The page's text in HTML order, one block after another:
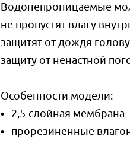
Водонепроницаемые
не пропустят влагу
защитят от дождя
защиту от ненастной
Особенности модели:
• 2,5-слойная мембрана
• прорезиненные